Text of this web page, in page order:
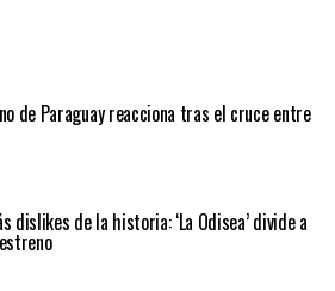
de Paraguay reacciona tras el cruce entre
dislikes de la historia: ‘La Odisea’ divide a